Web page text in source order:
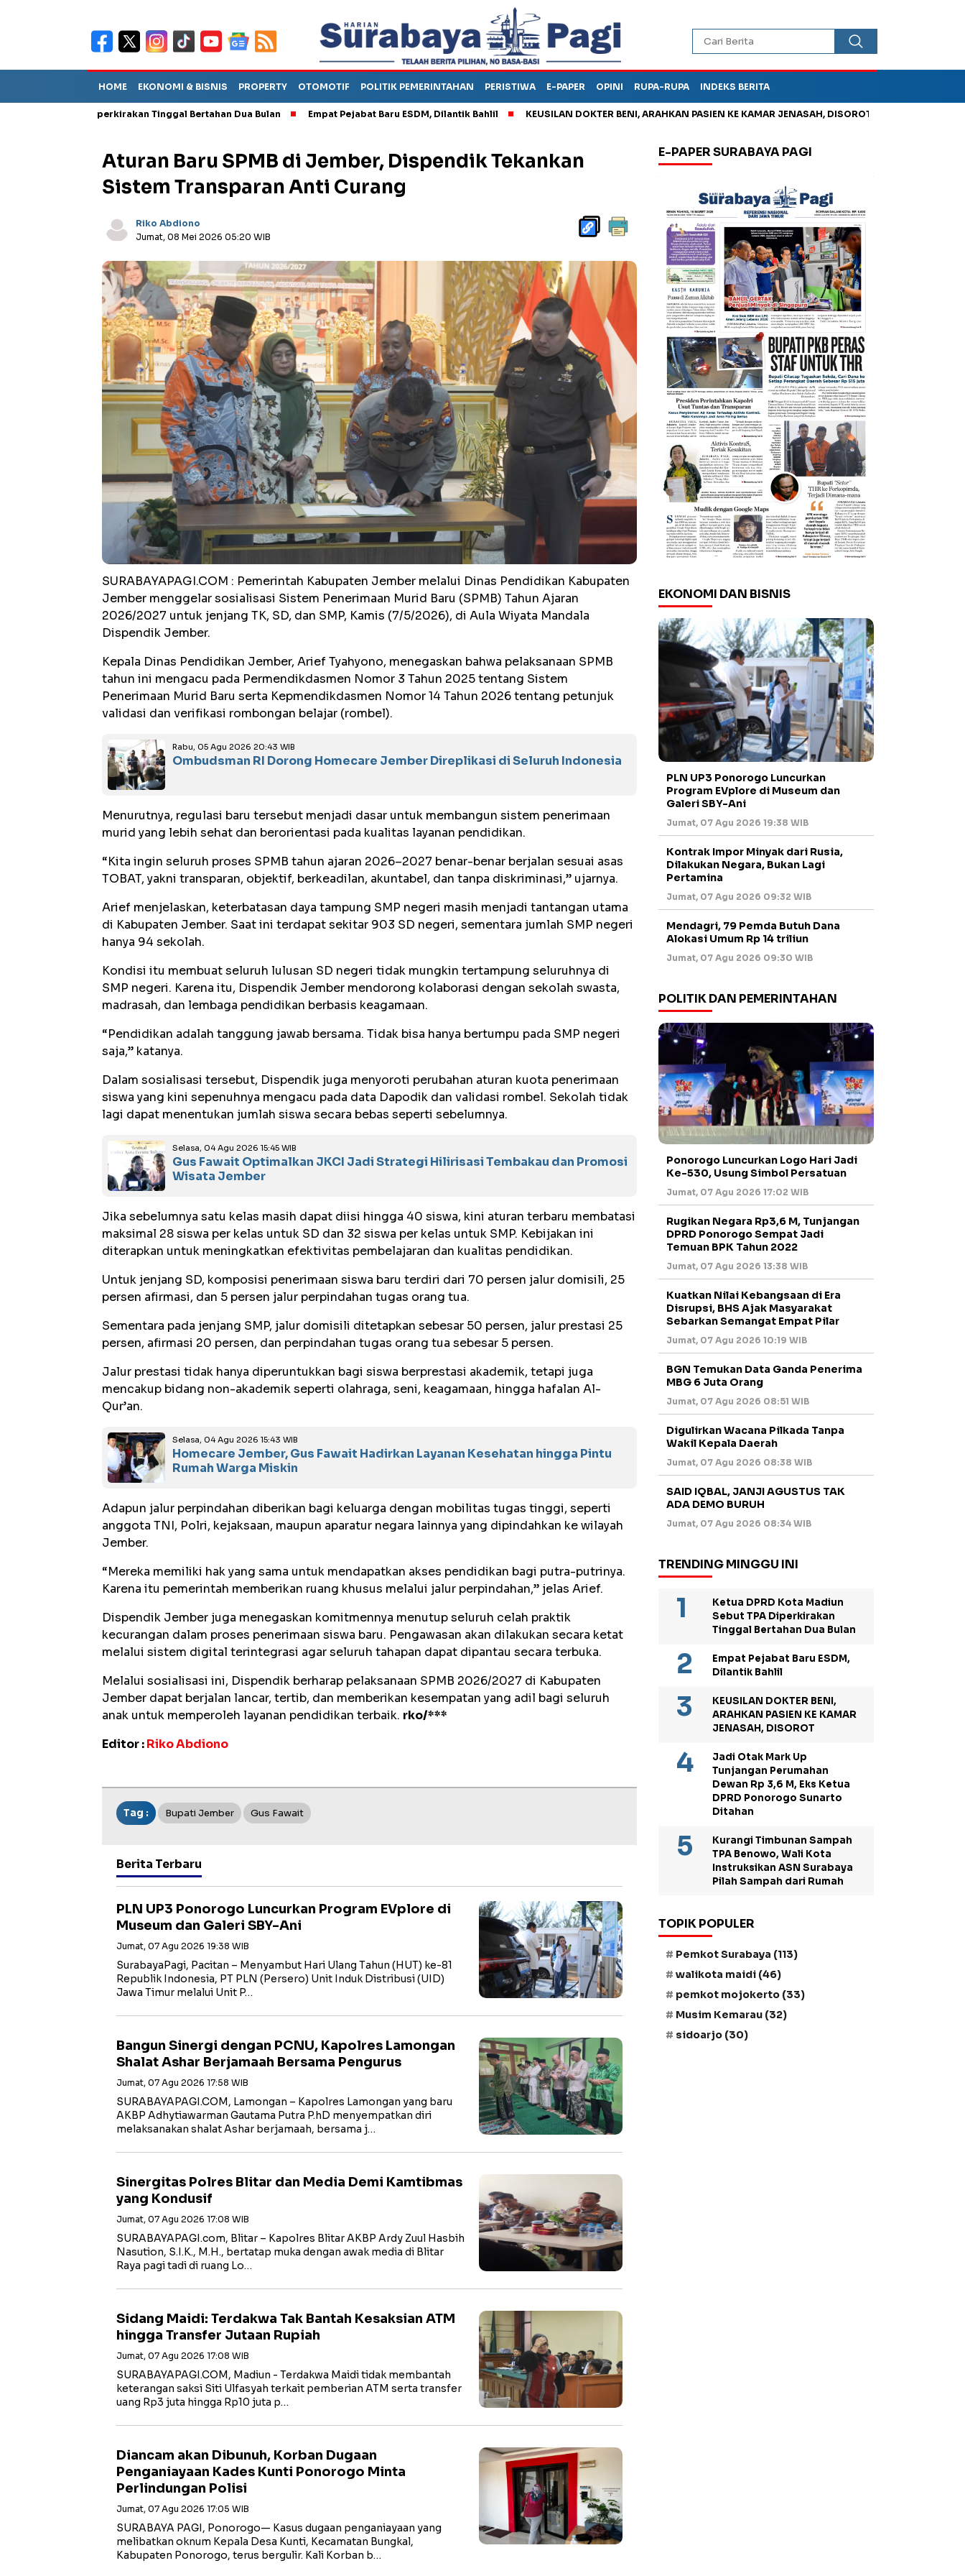
HOME EKONOMI & BISNIS PROPERTY OTOMOTIF POLITIK PEMERINTAHAN PERISTIWA E-PAPER OPINI RUPA-RUPA INDEKS BERITA
TPA Diperkirakan Tinggal Bertahan Dua Bulan Empat Pejabat Baru ESDM, Dilantik Bahlil KEUSILAN DOKTER BENI, ARAHKAN PASIEN KE KAMAR JENASAH, DISOROT Jadi Otak Mark Up
Aturan Baru SPMB di Jember, Dispendik Tekankan
Sistem Transparan Anti Curang
Riko Abdiono
Jumat, 08 Mei 2026 05:20 WIB
SURABAYAPAGI.COM : Pemerintah Kabupaten Jember melalui Dinas Pendidikan Kabupaten
Jember menggelar sosialisasi Sistem Penerimaan Murid Baru (SPMB) Tahun Ajaran
2026/2027 untuk jenjang TK, SD, dan SMP, Kamis (7/5/2026), di Aula Wiyata Mandala
Dispendik Jember.
Kepala Dinas Pendidikan Jember, Arief Tyahyono, menegaskan bahwa pelaksanaan SPMB
tahun ini mengacu pada Permendikdasmen Nomor 3 Tahun 2025 tentang Sistem
Penerimaan Murid Baru serta Kepmendikdasmen Nomor 14 Tahun 2026 tentang petunjuk
validasi dan verifikasi rombongan belajar (rombel).
Rabu, 05 Agu 2026 20:43 WIB
Ombudsman RI Dorong Homecare Jember Direplikasi di Seluruh Indonesia
Menurutnya, regulasi baru tersebut menjadi dasar untuk membangun sistem penerimaan
murid yang lebih sehat dan berorientasi pada kualitas layanan pendidikan.
“Kita ingin seluruh proses SPMB tahun ajaran 2026–2027 benar-benar berjalan sesuai asas
TOBAT, yakni transparan, objektif, berkeadilan, akuntabel, dan tanpa diskriminasi,” ujarnya.
Arief menjelaskan, keterbatasan daya tampung SMP negeri masih menjadi tantangan utama
di Kabupaten Jember. Saat ini terdapat sekitar 903 SD negeri, sementara jumlah SMP negeri
hanya 94 sekolah.
Kondisi itu membuat seluruh lulusan SD negeri tidak mungkin tertampung seluruhnya di
SMP negeri. Karena itu, Dispendik Jember mendorong kolaborasi dengan sekolah swasta,
madrasah, dan lembaga pendidikan berbasis keagamaan.
“Pendidikan adalah tanggung jawab bersama. Tidak bisa hanya bertumpu pada SMP negeri
saja,” katanya.
Dalam sosialisasi tersebut, Dispendik juga menyoroti perubahan aturan kuota penerimaan
siswa yang kini sepenuhnya mengacu pada data Dapodik dan validasi rombel. Sekolah tidak
lagi dapat menentukan jumlah siswa secara bebas seperti sebelumnya.
Selasa, 04 Agu 2026 15:45 WIB
Gus Fawait Optimalkan JKCI Jadi Strategi Hilirisasi Tembakau dan Promosi
Wisata Jember
Jika sebelumnya satu kelas masih dapat diisi hingga 40 siswa, kini aturan terbaru membatasi
maksimal 28 siswa per kelas untuk SD dan 32 siswa per kelas untuk SMP. Kebijakan ini
diterapkan untuk meningkatkan efektivitas pembelajaran dan kualitas pendidikan.
Untuk jenjang SD, komposisi penerimaan siswa baru terdiri dari 70 persen jalur domisili, 25
persen afirmasi, dan 5 persen jalur perpindahan tugas orang tua.
Sementara pada jenjang SMP, jalur domisili ditetapkan sebesar 50 persen, jalur prestasi 25
persen, afirmasi 20 persen, dan perpindahan tugas orang tua sebesar 5 persen.
Jalur prestasi tidak hanya diperuntukkan bagi siswa berprestasi akademik, tetapi juga
mencakup bidang non-akademik seperti olahraga, seni, keagamaan, hingga hafalan Al-
Qur’an.
Selasa, 04 Agu 2026 15:43 WIB
Homecare Jember, Gus Fawait Hadirkan Layanan Kesehatan hingga Pintu
Rumah Warga Miskin
Adapun jalur perpindahan diberikan bagi keluarga dengan mobilitas tugas tinggi, seperti
anggota TNI, Polri, kejaksaan, maupun aparatur negara lainnya yang dipindahkan ke wilayah
Jember.
“Mereka memiliki hak yang sama untuk mendapatkan akses pendidikan bagi putra-putrinya.
Karena itu pemerintah memberikan ruang khusus melalui jalur perpindahan,” jelas Arief.
Dispendik Jember juga menegaskan komitmennya menutup seluruh celah praktik
kecurangan dalam proses penerimaan siswa baru. Pengawasan akan dilakukan secara ketat
melalui sistem digital terintegrasi agar seluruh tahapan dapat dipantau secara terbuka.
Melalui sosialisasi ini, Dispendik berharap pelaksanaan SPMB 2026/2027 di Kabupaten
Jember dapat berjalan lancar, tertib, dan memberikan kesempatan yang adil bagi seluruh
anak untuk memperoleh layanan pendidikan terbaik. rko/***
Editor :Riko Abdiono
Tag : Bupati Jember Gus Fawait
Berita Terbaru
PLN UP3 Ponorogo Luncurkan Program EVplore di
Museum dan Galeri SBY-Ani
Jumat, 07 Agu 2026 19:38 WIB
SurabayaPagi, Pacitan – Menyambut Hari Ulang Tahun (HUT) ke-81
Republik Indonesia, PT PLN (Persero) Unit Induk Distribusi (UID)
Jawa Timur melalui Unit P…
Bangun Sinergi dengan PCNU, Kapolres Lamongan
Shalat Ashar Berjamaah Bersama Pengurus
Jumat, 07 Agu 2026 17:58 WIB
SURABAYAPAGI.COM, Lamongan – Kapolres Lamongan yang baru
AKBP Adhytiawarman Gautama Putra P.hD menyempatkan diri
melaksanakan shalat Ashar berjamaah, bersama j…
Sinergitas Polres Blitar dan Media Demi Kamtibmas
yang Kondusif
Jumat, 07 Agu 2026 17:08 WIB
SURABAYAPAGI.com, Blitar – Kapolres Blitar AKBP Ardy Zuul Hasbih
Nasution, S.I.K., M.H., bertatap muka dengan awak media di Blitar
Raya pagi tadi di ruang Lo…
Sidang Maidi: Terdakwa Tak Bantah Kesaksian ATM
hingga Transfer Jutaan Rupiah
Jumat, 07 Agu 2026 17:08 WIB
‎SURABAYAPAGI.COM, Madiun - Terdakwa Maidi tidak membantah
keterangan saksi Siti Ulfasyah terkait pemberian ATM serta transfer
uang Rp3 juta hingga Rp10 juta p…
Diancam akan Dibunuh, Korban Dugaan
Penganiayaan Kades Kunti Ponorogo Minta
Perlindungan Polisi
Jumat, 07 Agu 2026 17:05 WIB
SURABAYA PAGI, Ponorogo— Kasus dugaan penganiayaan yang
melibatkan oknum Kepala Desa Kunti, Kecamatan Bungkal,
Kabupaten Ponorogo, terus bergulir. Kali Korban b…
E-PAPER SURABAYA PAGI
EKONOMI DAN BISNIS
PLN UP3 Ponorogo Luncurkan
Program EVplore di Museum dan
Galeri SBY-Ani
Jumat, 07 Agu 2026 19:38 WIB
Kontrak Impor Minyak dari Rusia,
Dilakukan Negara, Bukan Lagi
Pertamina
Jumat, 07 Agu 2026 09:32 WIB
Mendagri, 79 Pemda Butuh Dana
Alokasi Umum Rp 14 triliun
Jumat, 07 Agu 2026 09:30 WIB
POLITIK DAN PEMERINTAHAN
Ponorogo Luncurkan Logo Hari Jadi
Ke-530, Usung Simbol Persatuan
Jumat, 07 Agu 2026 17:02 WIB
Rugikan Negara Rp3,6 M, Tunjangan
DPRD Ponorogo Sempat Jadi
Temuan BPK Tahun 2022
Jumat, 07 Agu 2026 13:38 WIB
Kuatkan Nilai Kebangsaan di Era
Disrupsi, BHS Ajak Masyarakat
Sebarkan Semangat Empat Pilar
Jumat, 07 Agu 2026 10:19 WIB
BGN Temukan Data Ganda Penerima
MBG 6 Juta Orang
Jumat, 07 Agu 2026 08:51 WIB
Digulirkan Wacana Pilkada Tanpa
Wakil Kepala Daerah
Jumat, 07 Agu 2026 08:38 WIB
SAID IQBAL, JANJI AGUSTUS TAK
ADA DEMO BURUH
Jumat, 07 Agu 2026 08:34 WIB
TRENDING MINGGU INI
Ketua DPRD Kota Madiun
Sebut TPA Diperkirakan
Tinggal Bertahan Dua Bulan
Empat Pejabat Baru ESDM,
Dilantik Bahlil
KEUSILAN DOKTER BENI,
ARAHKAN PASIEN KE KAMAR
JENASAH, DISOROT
Jadi Otak Mark Up
Tunjangan Perumahan
Dewan Rp 3,6 M, Eks Ketua
DPRD Ponorogo Sunarto
Ditahan
Kurangi Timbunan Sampah
TPA Benowo, Wali Kota
Instruksikan ASN Surabaya
Pilah Sampah dari Rumah
TOPIK POPULER
Pemkot Surabaya (113)
walikota maidi (46)
pemkot mojokerto (33)
Musim Kemarau (32)
sidoarjo (30)